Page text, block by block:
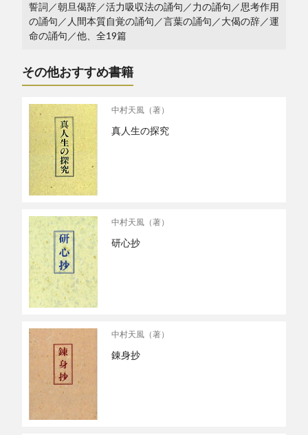
誓詞／朝旦偈辞／活力吸収法の誦句／力の誦句／思考作用
の誦句／人間本質自覚の誦句／言葉の誦句／大偈の辞／運
命の誦句／他、全19篇
その他おすすめ書籍
中村天風（著）
真人生の探究
中村天風（著）
研心抄
中村天風（著）
錬身抄